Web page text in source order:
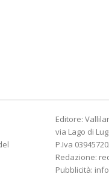
Editore:
via Lago di
P.Iva
Redazione:
Pubblicità: